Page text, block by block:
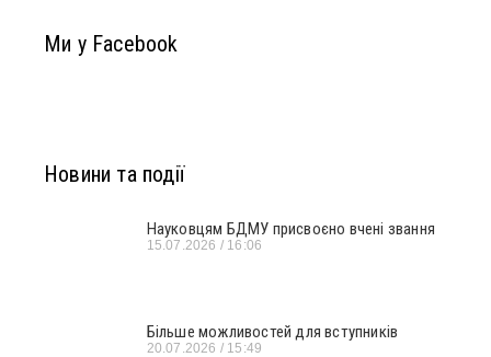
Ми у Facebook
Новини та події
Науковцям БДМУ присвоєно вчені звання
15.07.2026 16:06
Більше можливостей для вступників
20.07.2026 15:49